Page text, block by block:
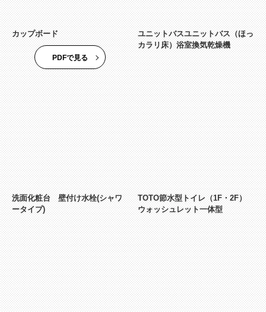
カップボード
PDFで見る
ユニットバスユニットバス（ほっ
カラリ床）浴室換気乾燥機
洗面化粧台 壁付け水栓(シャワ
ータイプ)
TOTO節水型トイレ（1F・2F）
ウォッシュレット一体型